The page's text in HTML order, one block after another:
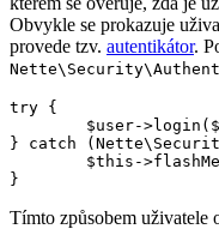
Obvykle se prokazuje
provede tzv. autentikátor.
try {
} catch
Tímto způsobem uživatele